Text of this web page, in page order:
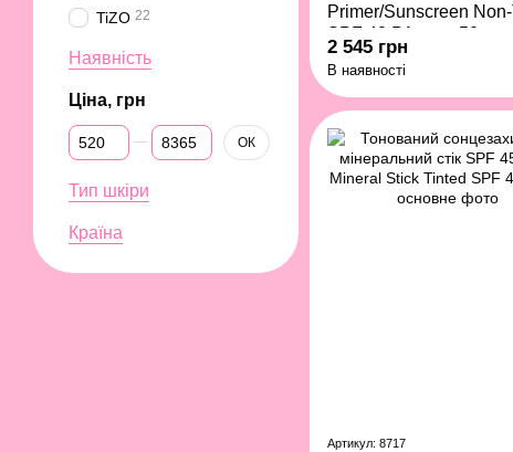
Primer/Sunscreen Non-
SPF 40 PA++++ 50 г
2 545 грн
В наявності
Артикул: 8717
TiZO 22
Наявність
Ціна, грн
Від Ціна, грн
До Ціна, грн ОК
Тип шкіри
Країна